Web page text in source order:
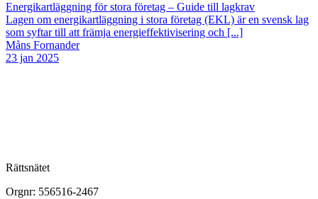
Energikartläggning för stora företag – Guide till lagkrav
Lagen om energikartläggning i stora företag (EKL) är en svensk lag
som syftar till att främja energieffektivisering och [...]
Måns Fornander
23 jan 2025
Rättsnätet
Orgnr: 556516-2467